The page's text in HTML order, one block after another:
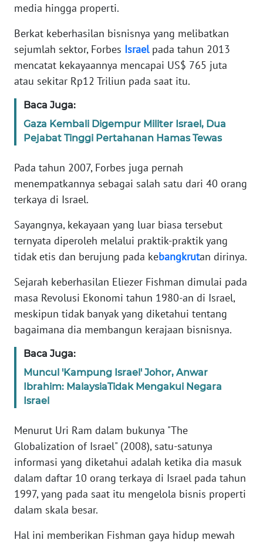
media hingga properti.
Berkat keberhasilan bisnisnya yang melibatkan
sejumlah sektor, Forbes Israelpada tahun 2013
mencatat kekayaannya mencapai US$ 765 juta
atau sekitar Rp12 Triliun pada saat itu.
Baca Juga:
Gaza Kembali Digempur Militer Israel, Dua
Pejabat Tinggi Pertahanan Hamas Tewas
Pada tahun 2007, Forbes juga pernah
menempatkannya sebagai salah satu dari 40 orang
terkaya di Israel.
Sayangnya, kekayaan yang luar biasa tersebut
ternyata diperoleh melalui praktik-praktik yang
tidak etis dan berujung pada kebangkrutan dirinya.
Sejarah keberhasilan Eliezer Fishman dimulai pada
masa Revolusi Ekonomi tahun 1980-an di Israel,
meskipun tidak banyak yang diketahui tentang
bagaimana dia membangun kerajaan bisnisnya.
Baca Juga:
Muncul 'Kampung Israel' Johor, Anwar
Ibrahim: MalaysiaTidak Mengakui Negara
Israel
Menurut Uri Ram dalam bukunya "The
Globalization of Israel" (2008), satu-satunya
informasi yang diketahui adalah ketika dia masuk
dalam daftar 10 orang terkaya di Israel pada tahun
1997, yang pada saat itu mengelola bisnis properti
dalam skala besar.
Hal ini memberikan Fishman gaya hidup mewah
INDEKS
KONTAK
KAMI
IKLAN
TENTANG
PEDOMAN
SIBER
REDAKSI
DISCLAIMER
Wahana
Regional
WN
SUMUT
WN
JABAR
WN